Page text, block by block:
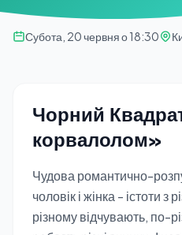
Субота, 20 червня о 18:30
Чорний
корвалолом»
Чудова романтично-
чоловік і жінка - істоти
різному відчувають, по-